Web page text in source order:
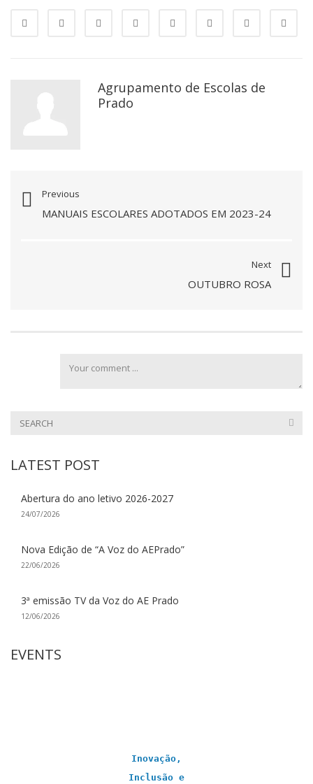
Agrupamento de Escolas de
Prado
Previous
MANUAIS ESCOLARES ADOTADOS EM 2023-24
Next
OUTUBRO ROSA
LATEST POST
Abertura do ano letivo 2026-2027
24/07/2026
Nova Edição de “A Voz do AEPrado”
22/06/2026
3ª emissão TV da Voz do AE Prado
12/06/2026
EVENTS
Inovação,
Inclusão e